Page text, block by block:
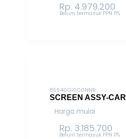
Rp. 4.979.200
Belum termasuk PPN 11%
85940GI000NNB
SCREEN ASSY-
Harga mulai
Rp. 3.185.700
Belum termasuk PPN 11%